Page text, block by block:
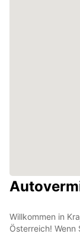
Willkommen in
Österreich! Wenn